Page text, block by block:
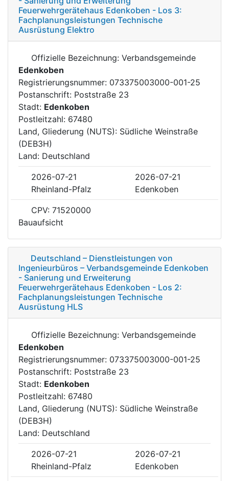
Feuerwehrgerätehaus Edenkoben - Los 3:
Fachplanungsleistungen Technische
Ausrüstung Elektro
Offizielle Bezeichnung: Verbandsgemeinde
Edenkoben
Registrierungsnummer: 073375003000-001-25
Postanschrift: Poststraße 23
Stadt: Edenkoben
Postleitzahl: 67480
Land, Gliederung (NUTS): Südliche Weinstraße
(DEB3H)
Land: Deutschland
2026-07-21
2026-07-21
Rheinland-Pfalz
Edenkoben
CPV: 71520000
Bauaufsicht
Deutschland – Dienstleistungen von
Ingenieurbüros – Verbandsgemeinde Edenkoben
- Sanierung und Erweiterung
Feuerwehrgerätehaus Edenkoben - Los 2:
Fachplanungsleistungen Technische
Ausrüstung HLS
Offizielle Bezeichnung: Verbandsgemeinde
Edenkoben
Registrierungsnummer: 073375003000-001-25
Postanschrift: Poststraße 23
Stadt: Edenkoben
Postleitzahl: 67480
Land, Gliederung (NUTS): Südliche Weinstraße
(DEB3H)
Land: Deutschland
2026-07-21
2026-07-21
Rheinland-Pfalz
Edenkoben